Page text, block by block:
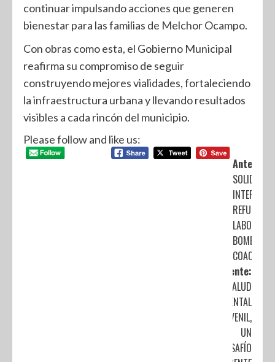
continuar impulsando acciones que generen
bienestar para las familias de Melchor Ocampo.
Con obras como esta, el Gobierno Municipal
reafirma su compromiso de seguir
construyendo mejores vialidades, fortaleciendo
la infraestructura urbana y llevando resultados
visibles a cada rincón del municipio.
Please follow and like us:
Anterior:
REFUERZA
LABOR DE
COACALCO
Siguiente:
SALUD
MENTAL
JUVENIL,
UN
DESAFÍO